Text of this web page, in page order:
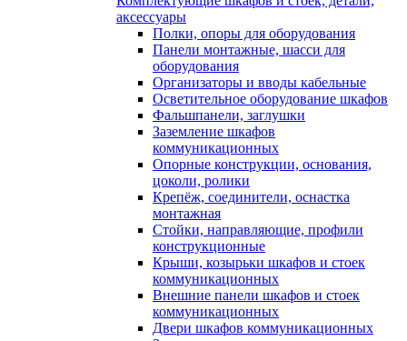
аксессуары
Полки, опоры для оборудования
Панели монтажные, шасси для
оборудования
Организаторы и вводы кабельные
Осветительное оборудование шкафов
Фальшпанели, заглушки
Заземление шкафов
коммуникационных
Опорные конструкции, основания,
цоколи, ролики
Крепёж, соединители, оснастка
монтажная
Стойки, направляющие, профили
конструкционные
Крыши, козырьки шкафов и стоек
коммуникационных
Внешние панели шкафов и стоек
коммуникационных
Двери шкафов коммуникационных